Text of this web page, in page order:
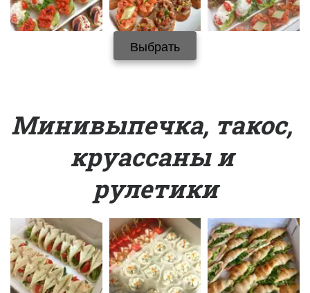
Выбрать
Минивыпечка, такос,
круассаны и
рулетики